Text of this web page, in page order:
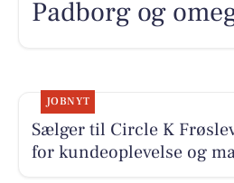
Padborg og
JOBNYT
Sælger til Circle K
for kundeoplevelse og